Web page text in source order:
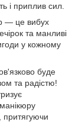
і приплив сил.
— це вибух
та манливі
у кожному
буде
та радістю!
притягуючи